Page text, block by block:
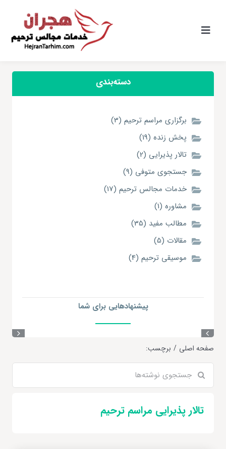
content
کنترلر
دسته‌بندی
برگزاری مراسم ترحیم (3)
پخش زنده (19)
تالار پذیرایی (2)
جستجوی متوفی (9)
خدمات مجالس ترحیم (17)
مشاوره (1)
مطالب مفید (35)
مقالات (5)
موسیقی ترحیم (4)
پیشنهاد‌هایی برای شما
صفحه اصلی برچسب:
برای:
تالار پذیرایی مراسم ترحیم